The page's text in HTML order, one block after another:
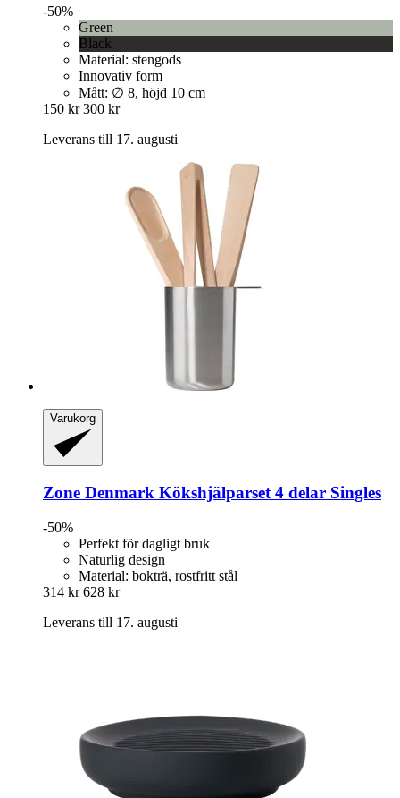
-50%
Green
Black
Material: stengods
Innovativ form
Mått: ∅ 8, höjd 10 cm
150 kr 300 kr
Leverans till 17. augusti
Varukorg
Zone Denmark Kökshjälparset 4 delar Singles
-50%
Perfekt för dagligt bruk
Naturlig design
Material: bokträ, rostfritt stål
314 kr 628 kr
Leverans till 17. augusti